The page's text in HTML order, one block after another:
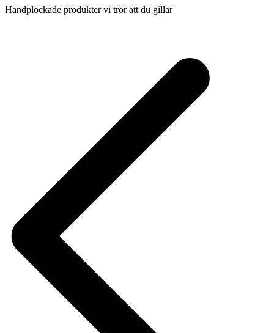
Handplockade produkter vi tror att du gillar